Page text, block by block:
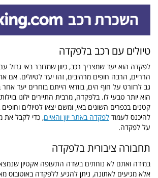
טיולים עם רכב בלפקדה
לפקדה הוא יעד שמצריך רכב, כיוון שמדובר באי גדול
הרריים, הרבה חופים מרהיבים, זהו יעד לטיולים. אם
גב לרזורט על חוף הים, בוודאי הייתם בוחרים יעד אחר
הוא יותר טבעי לו. בלפקדה, מרבית התיירים ילונו
קטנים בכפרים השונים באי, ומשם יצאו לטיולים
להיכנס לעמוד לפקדה באתר יוון והאיים, כדי לקבל את
על לפקדה.
תחבורה ציבורית בלפקדה
במידה ואתם לא נוחתים בשדה התעופה אקטיון